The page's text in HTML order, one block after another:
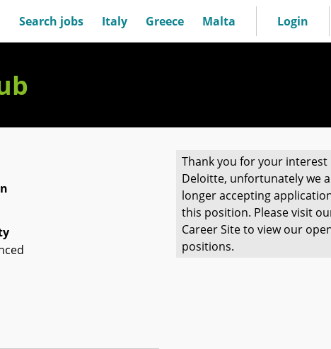
Search jobs Italy Greece Malta Login
Thank you for your interest
Deloitte, unfortunately we
longer accepting
this position. Please visit
Career Site to view our
positions.